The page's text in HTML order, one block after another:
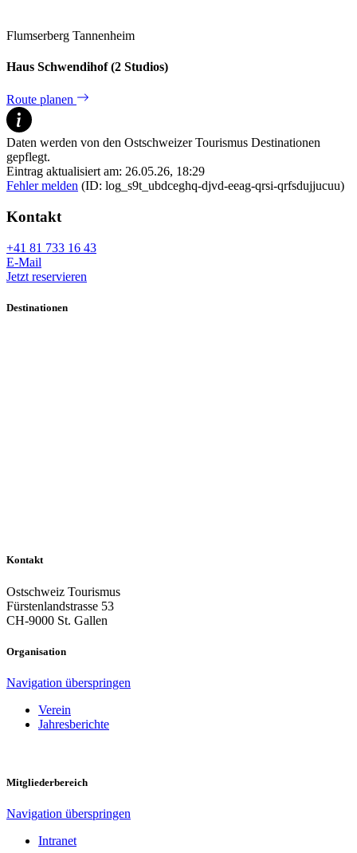
Flumserberg Tannenheim
Haus Schwendihof (2 Studios)
Route planen
Daten werden von den Ostschweizer Tourismus Destinationen
gepflegt.
Eintrag aktualisiert am: 26.05.26, 18:29
Fehler melden (ID: log_s9t_ubdceghq-djvd-eeag-qrsi-qrfsdujjucuu)
Kontakt
+41 81 733 16 43
E-Mail
Jetzt reservieren
Destinationen
Kontakt
Ostschweiz Tourismus
Fürstenlandstrasse 53
CH-9000 St. Gallen
Organisation
Navigation überspringen
Verein
Jahresberichte
Mitgliederbereich
Navigation überspringen
Intranet